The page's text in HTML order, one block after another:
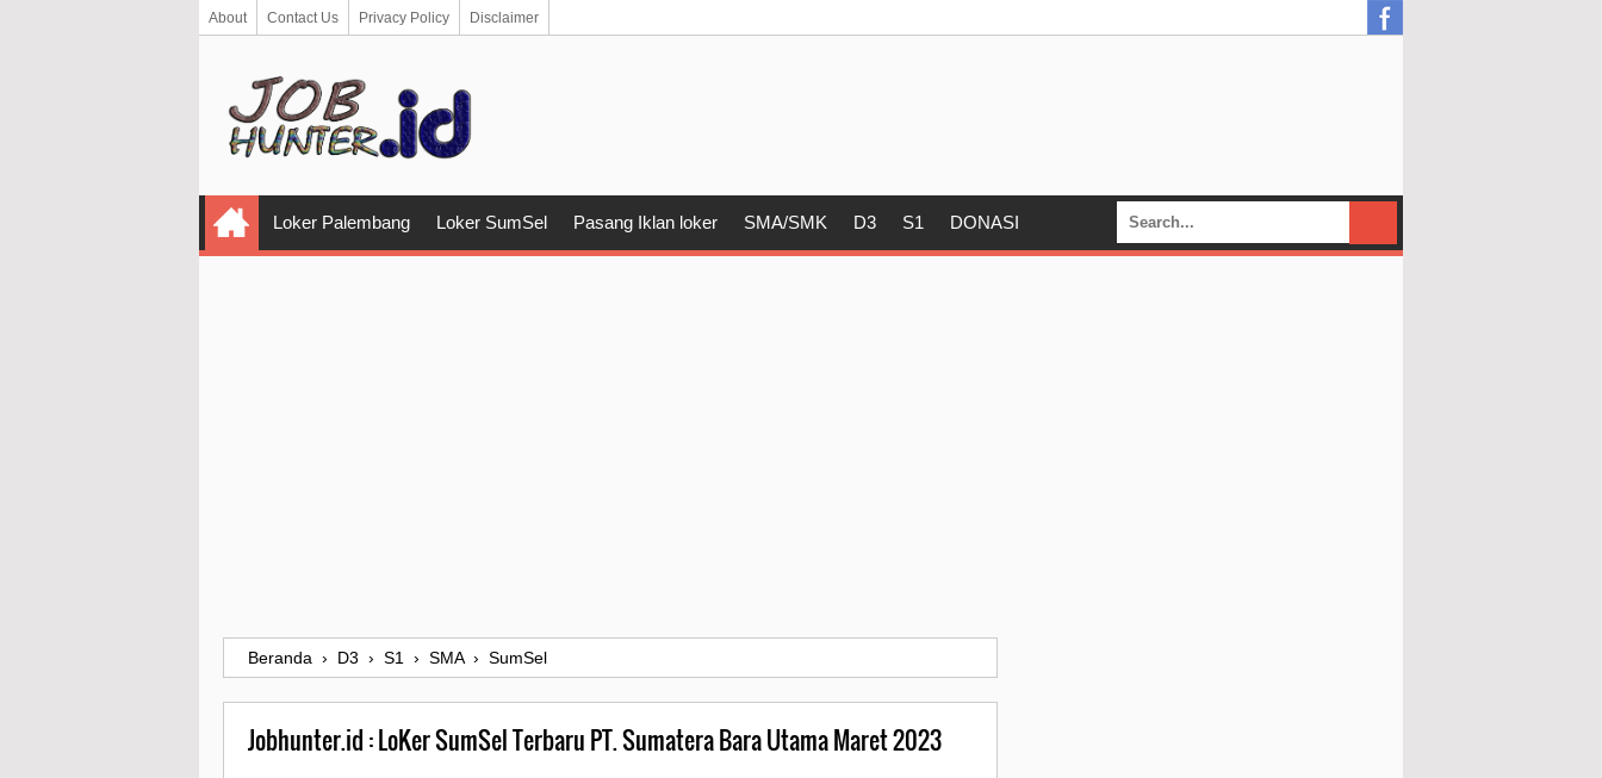
About Contact Us Privacy Policy Disclaimer
Loker Palembang Loker SumSel Pasang Iklan loker SMA/SMK D3 S1 DONASI
Beranda › D3 › S1 › SMA › SumSel
Jobhunter.id : LoKer SumSel Terbaru PT. Sumatera Bara Utama Maret 2023